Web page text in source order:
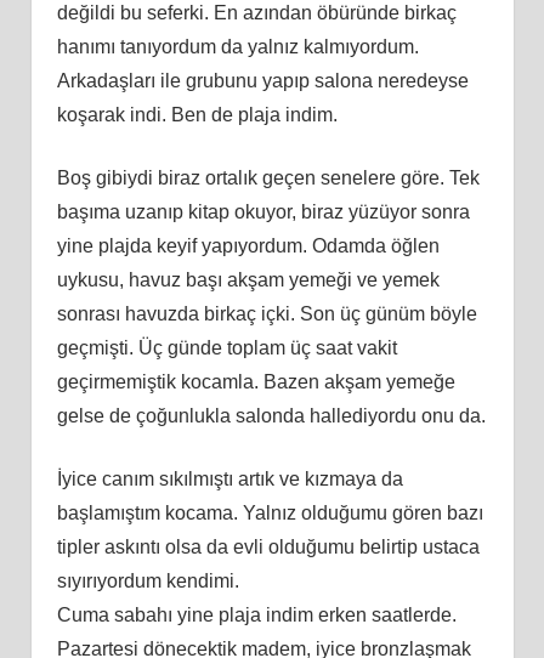
değildi bu seferki. En azından öbüründe birkaç
hanımı tanıyordum da yalnız kalmıyordum.
Arkadaşları ile grubunu yapıp salona neredeyse
koşarak indi. Ben de plaja indim.
Boş gibiydi biraz ortalık geçen senelere göre. Tek
başıma uzanıp kitap okuyor, biraz yüzüyor sonra
yine plajda keyif yapıyordum. Odamda öğlen
uykusu, havuz başı akşam yemeği ve yemek
sonrası havuzda birkaç içki. Son üç günüm böyle
geçmişti. Üç günde toplam üç saat vakit
geçirmemiştik kocamla. Bazen akşam yemeğe
gelse de çoğunlukla salonda hallediyordu onu da.
İyice canım sıkılmıştı artık ve kızmaya da
başlamıştım kocama. Yalnız olduğumu gören bazı
tipler askıntı olsa da evli olduğumu belirtip ustaca
sıyırıyordum kendimi.
Cuma sabahı yine plaja indim erken saatlerde.
Pazartesi dönecektik madem, iyice bronzlaşmak